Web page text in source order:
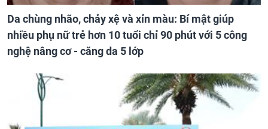
Da chùng nhão, chảy xệ và xỉn màu: Bí mật giúp
nhiều phụ nữ trẻ hơn 10 tuổi chỉ 90 phút với 5 công
nghệ nâng cơ - căng da 5 lớp